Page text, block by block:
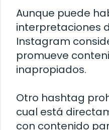
Aunque puede
interpretaciones
Instagram
promueve
inapropiados.
Otro hashtag
cual está
con contenido